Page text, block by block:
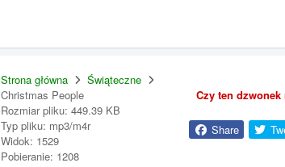
Strona główna
Świąteczne
Christmas People
Rozmiar pliku: 449.39 KB
Typ pliku: mp3/m4r
Widok: 1529
Pobieranie: 1208
Czy ten
Share